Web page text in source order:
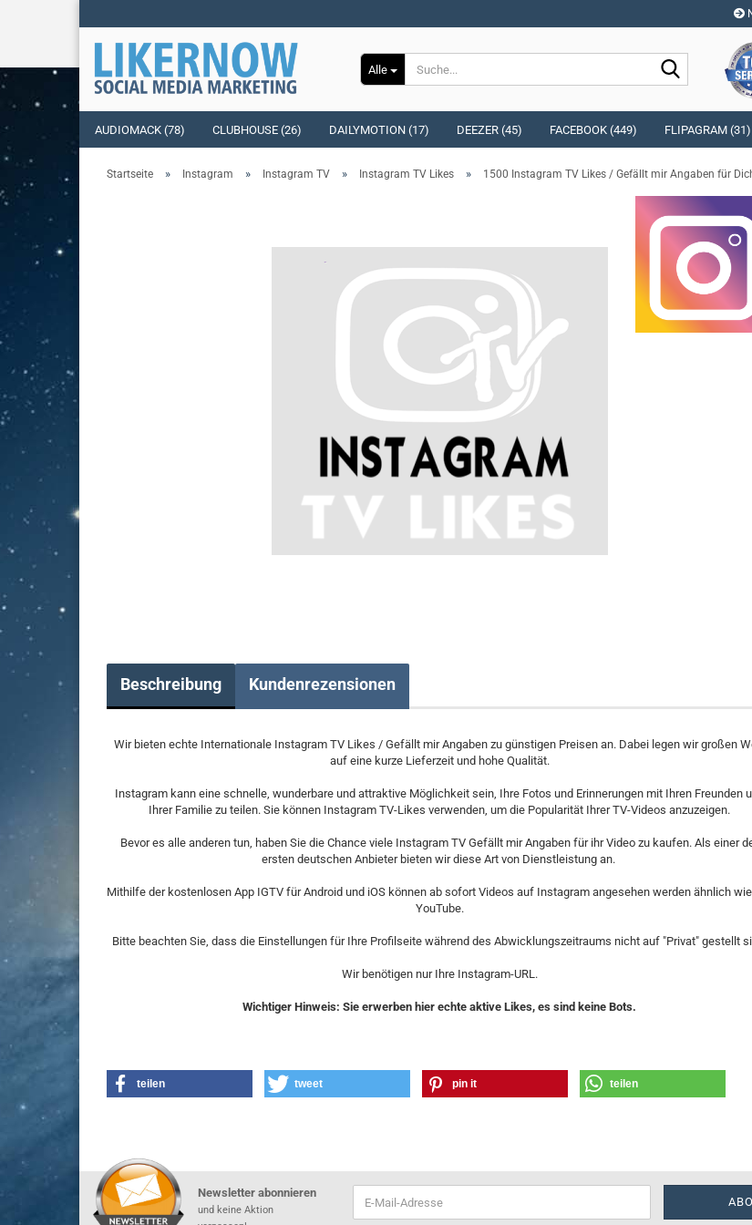
Sprache
Alle
AUDIOMACK (78) CLUBHOUSE (26) DAILYMOTION (17) DEEZER (45) FACEBOOK (449) FLIPAGRAM (31)
Startseite » Instagram » Instagram TV » Instagram TV Likes » 1500 Instagram TV Likes / Gefällt mir Angaben für
Beschreibung Kundenrezensionen
Wir bieten echte Internationale Instagram TV Likes / Gefällt mir Angaben zu günstigen Preisen an. Dabei legen wir großen
auf eine kurze Lieferzeit und hohe Qualität.
Instagram kann eine schnelle, wunderbare und attraktive Möglichkeit sein, Ihre Fotos und Erinnerungen mit Ihren Freunden
Ihrer Familie zu teilen. Sie können Instagram TV-Likes verwenden, um die Popularität Ihrer TV-Videos anzuzeigen.
Bevor es alle anderen tun, haben Sie die Chance viele Instagram TV Gefällt mir Angaben für ihr Video zu kaufen. Als einer
ersten deutschen Anbieter bieten wir diese Art von Dienstleistung an.
Mithilfe der kostenlosen App IGTV für Android und iOS können ab sofort Videos auf Instagram angesehen werden ähnlich
YouTube.
Bitte beachten Sie, dass die Einstellungen für Ihre Profilseite während des Abwicklungszeitraums nicht auf "Privat" gestellt
Wir benötigen nur Ihre Instagram-URL.
Wichtiger Hinweis: Sie erwerben hier echte aktive Likes, es sind keine Bots.
teilen tweet pin it teilen
Newsletter abonnieren
und keine Aktion